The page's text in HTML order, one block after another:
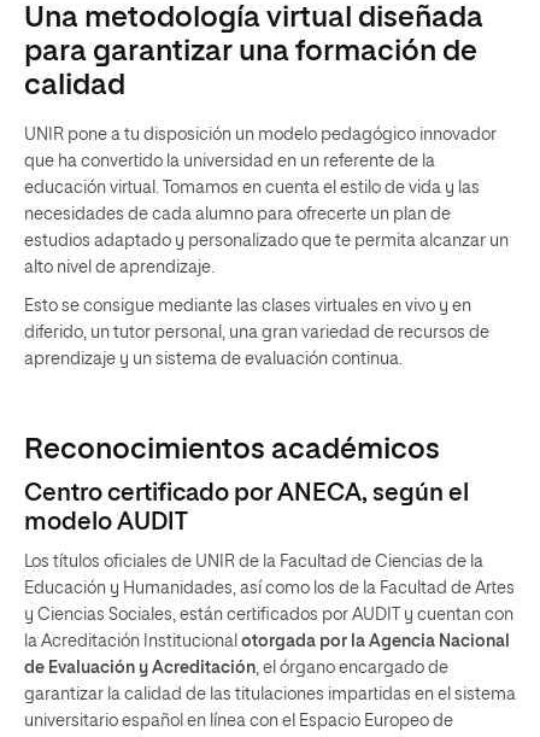
Una metodología virtual diseñada
para garantizar una formación de
calidad
UNIR pone a tu disposición un modelo pedagógico innovador
que ha convertido la universidad en un referente de la
educación virtual. Tomamos en cuenta el estilo de vida y las
necesidades de cada alumno para ofrecerte un plan de
estudios adaptado y personalizado que te permita alcanzar un
alto nivel de aprendizaje.
Esto se consigue mediante las clases virtuales en vivo y en
diferido, un tutor personal, una gran variedad de recursos de
aprendizaje y un sistema de evaluación continua.
Reconocimientos académicos
Centro certificado por ANECA, según el
modelo AUDIT
Los títulos oficiales de UNIR de la Facultad de Ciencias de la
Educación y Humanidades, así como los de la Facultad de Artes
y Ciencias Sociales, están certificados por AUDIT y cuentan con
la Acreditación Institucional otorgada por la Agencia Nacional
de Evaluación y Acreditación, el órgano encargado de
garantizar la calidad de las titulaciones impartidas en el sistema
universitario español en línea con el Espacio Europeo de